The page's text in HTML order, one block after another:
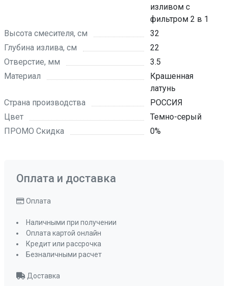
изливом с
фильтром 2 в 1
Высота смесителя, см
32
Глубина излива, см
22
Отверстие, мм
3.5
Материал
Крашенная
латунь
Страна производства
РОССИЯ
Цвет
Темно-серый
ПРОМО Скидка
0%
Оплата и доставка
Оплата
Наличными при получении
Оплата картой онлайн
Кредит или рассрочка
Безналичными расчет
Доставка